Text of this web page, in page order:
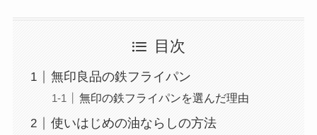
目次
無印良品の鉄フライパン
無印の鉄フライパンを選んだ理由
使いはじめの油ならしの方法